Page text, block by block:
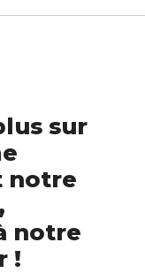
sur
notre
notre
!